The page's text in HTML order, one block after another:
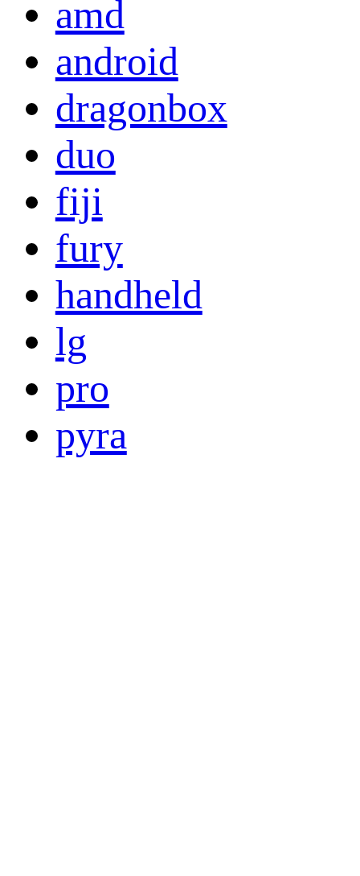
amd
android
dragonbox
duo
fiji
fury
handheld
lg
pro
pyra